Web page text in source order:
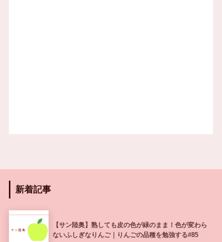
新着記事
【サン陸奥】熟しても皮の色が緑のまま！色が変わら
ないふしぎなりんご｜りんごの品種を勉強する#85